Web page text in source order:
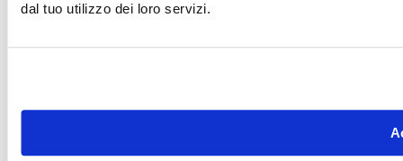
dal tuo utilizzo dei loro servizi.